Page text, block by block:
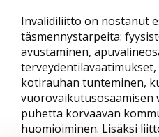
Invalidiliitto on nostanut
täsmennystarpeita:
avustaminen,
kotirauhan tunteminen,
vuorovaikutusosaamisen
puhetta korvaavan
huomioiminen. Lisäksi